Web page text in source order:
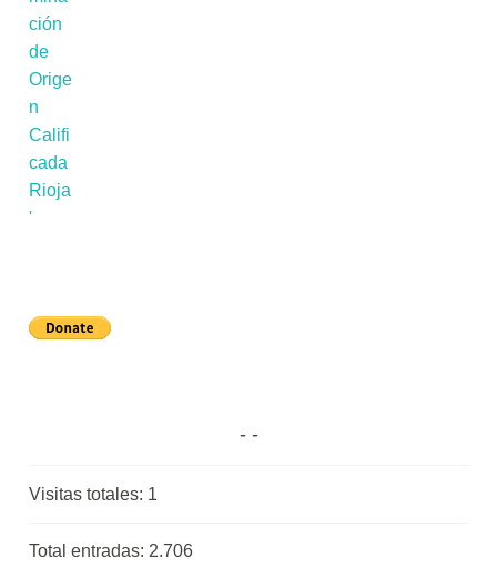
Visitas totales: 1
Total entradas:2.706